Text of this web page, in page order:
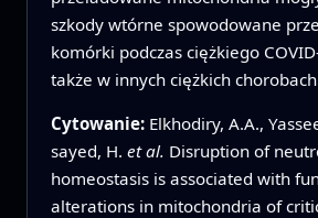
szkody wtórne spowodowane
komórki podczas ciężkiego
także w innych ciężkich
Cytowanie: Elkhodiry, A.A.,
sayed, H. et al. Disruption of
homeostasis is associated with
alterations in mitochondria of